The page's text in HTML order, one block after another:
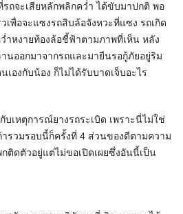
ถจะเสียหลักพลิกคว่ำ ได้ขับมาปกติ พอ
วเพื่อจะแซงรถสิบล้อจังหวะที่แซง รถเกิด
ำหงายท้องล้อชี้ฟ้าตามภาพที่เห็น หลัง
นออกมาจากรถและมายืนรอกู้ภัยอยู่ริม
เองกับน้อง ก็ไม่ได้รับบาดเจ็บอะไร
เหตุการณ์ยางรถระเบิด เพราะนี่ไม่ใช่
รวมรอบนี้ก็ครั้งที่ 4 ส่วนของดีตามความ
ติดตัวอยู่แต่ไม่ขอเปิดเผยซึ่งอันนี้เป็น